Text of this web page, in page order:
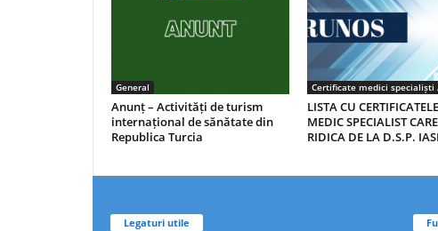
General
Anunț – Activități de turism
internațional de sănătate din
Republica Turcia
Certificate medici specialiști
LISTA CU
MEDIC SPECIALIST
RIDICA DE LA D.S.P. IASI
Legaturi utile